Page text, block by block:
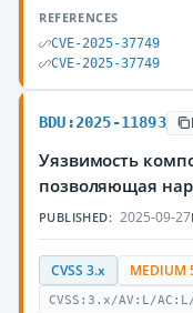
REFERENCES
CVE-2025-37749
CVE-2025-37749
BDU:2025-11893
Уязвимость
позволяющая
PUBLISHED: 2025-09-27
CVSS 3.x MEDIUM
CVSS:3.x/AV:L/